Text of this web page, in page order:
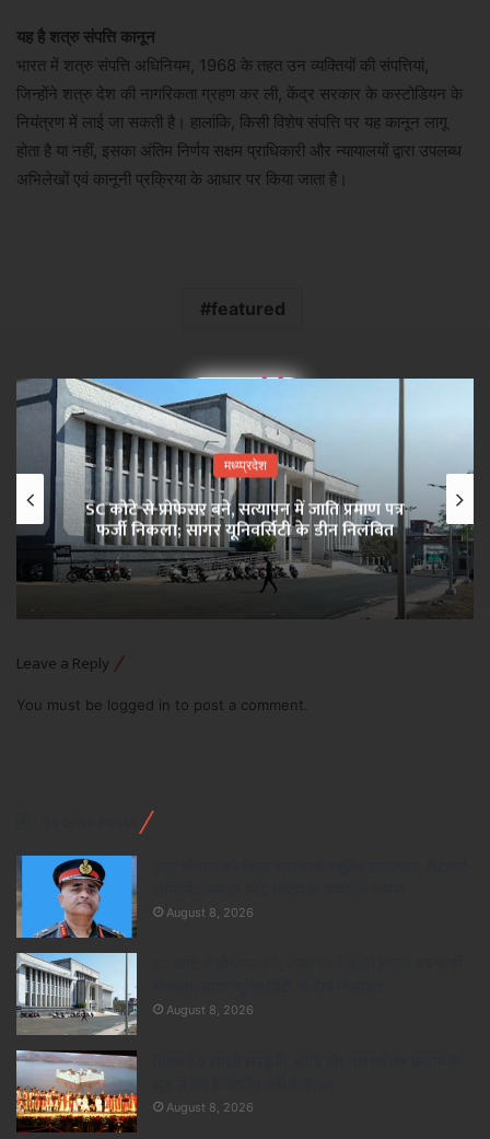
यह है शत्रु संपत्ति कानून
भारत में शत्रु संपत्ति अधिनियम, 1968 के तहत उन व्यक्तियों की संपत्तियां,
जिन्होंने शत्रु देश की नागरिकता ग्रहण कर ली, केंद्र सरकार के कस्टोडियन के
नियंत्रण में लाई जा सकती है। हालांकि, किसी विशेष संपत्ति पर यह कानून लागू
होता है या नहीं, इसका अंतिम निर्णय सक्षम प्राधिकारी और न्यायालयों द्वारा उपलब्ध
अभिलेखों एवं कानूनी प्रक्रिया के आधार पर किया जाता है।
featured
मध्य्प्रदेश
SC कोटे से प्रोफेसर बने, सत्यापन में जाति प्रमाण पत्र
फर्जी निकला; सागर यूनिवर्सिटी के डीन निलंबित
Leave a Reply
You must be logged in to post a comment.
×
August 8, 2026
August 8, 2026
August 8, 2026